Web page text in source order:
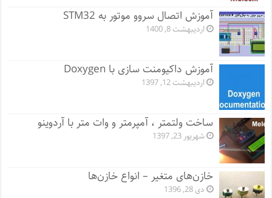
آموزش اتصال سروو موتور به STM32
اردیبهشت 8, 1400
آموزش داکیومنت سازی با Doxygen
اردیبهشت 12, 1397
ساخت ولتمتر ، آمپرمتر و وات متر با آردوینو
شهریور 23, 1397
خازن‌های متغیر – انواع خازن‌ها
دی 28, 1396